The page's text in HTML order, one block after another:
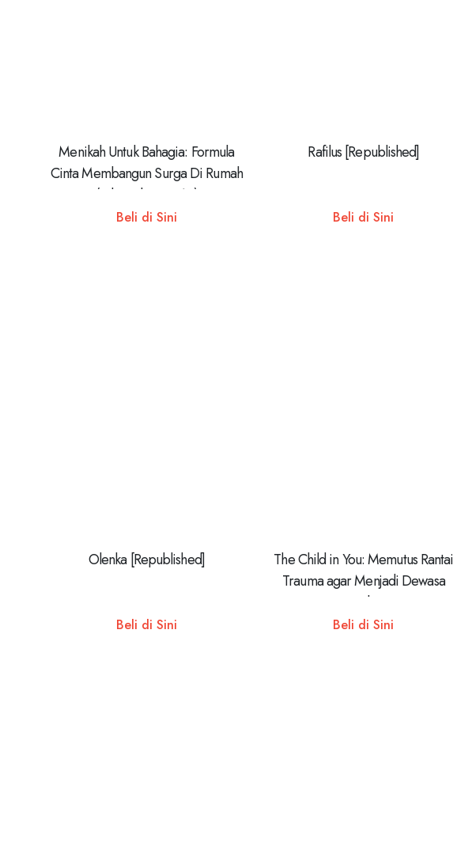
Menikah Untuk Bahagia: Formula
Cinta Membangun Surga Di Rumah
(Edisi Tahun Ke-14)
Beli di Sini
Rafilus [Republished]
Beli di Sini
Olenka [Republished]
Beli di Sini
The Child in You: Memutus Rantai
Trauma agar Menjadi Dewasa
Seutuhnya
Beli di Sini